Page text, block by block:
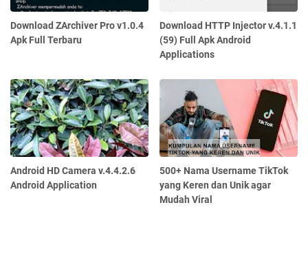
Download ZArchiver Pro v1.0.4
Apk Full Terbaru
Download HTTP Injector v.4.1.1
(59) Full Apk Android
Applications
Android HD Camera v.4.4.2.6
Android Application
500+ Nama Username TikTok
yang Keren dan Unik agar
Mudah Viral